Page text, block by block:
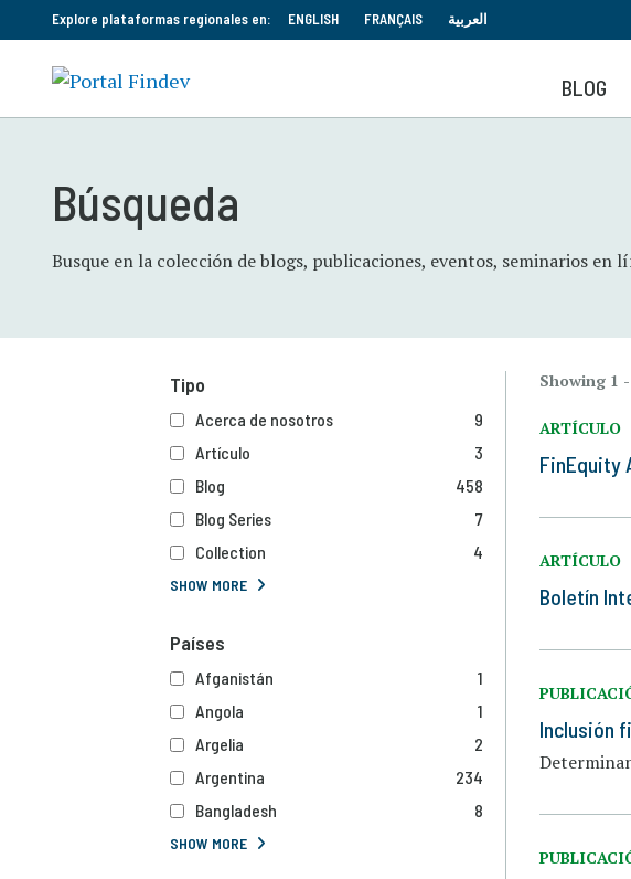
Explore plataformas regionales en: ENGLISH FRANÇAIS العربية
BLOG
Búsqueda
Busque en la colección de blogs, publicaciones, eventos, seminarios
Showing 1
ARTÍCULO
FinEquity
ARTÍCULO
Boletín
Inclusión
Tipo
Acerca de nosotros
9
Artículo
3
Blog
458
Blog Series
7
Collection
4
SHOW MORE
Países
Afganistán
1
Angola
1
Argelia
2
Argentina
234
Bangladesh
8
SHOW MORE